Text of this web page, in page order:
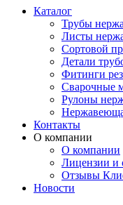
Каталог
Трубы
Листы
Сортовой
Детали
Фитинги
Сварочные
Рулоны
Контакты
О компании
О компании
Лицензии и
Отзывы
Новости